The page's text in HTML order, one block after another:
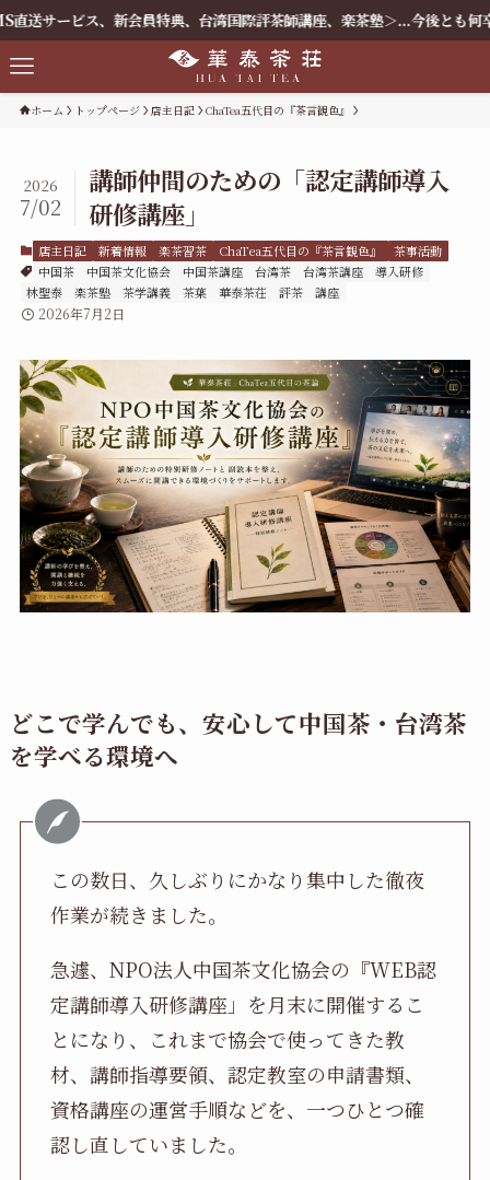
新会員特典、台湾国際評茶師講座、楽茶塾＞...今後とも何卒よろしくお願
ホーム トップページ 店主日記 ChaTea五代目の『茶言観色』
講師仲間のための「認定講師導入
研修講座」
2026
7/02
店主日記 新着情報 楽茶習茶 ChaTea五代目の『茶言観色』
茶事活動
中国茶
中国茶文化協会 中国茶講座 台湾茶 台湾茶講座
導入研修
林聖泰
楽茶塾 茶学講義 茶葉 華泰茶荘 評茶 講座
2026年7月2日
どこで学んでも、安心して中国茶・台湾茶
を学べる環境へ
この数日、久しぶりにかなり集中した徹夜
作業が続きました。
急遽、NPO法人中国茶文化協会の『WEB認
定講師導入研修講座」を月末に開催するこ
とになり、これまで協会で使ってきた教
材、講師指導要領、認定教室の申請書類、
資格講座の運営手順などを、一つひとつ確
認し直していました。